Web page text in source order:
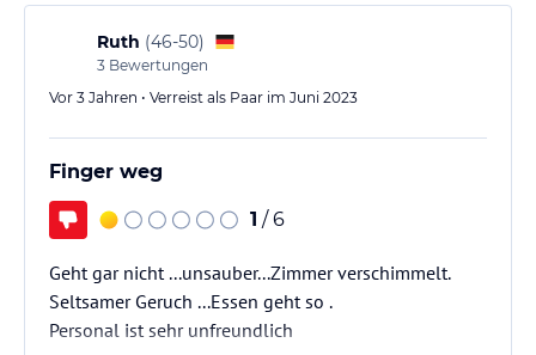
Ruth (46-50)
3 Bewertungen
Vor 3 Jahren • Verreist als Paar im Juni 2023
Finger weg
1 / 6
Geht gar nicht ...unsauber...Zimmer verschimmelt.
Seltsamer Geruch ...Essen geht so .
Personal ist sehr unfreundlich